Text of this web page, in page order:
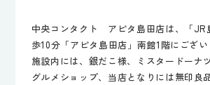
中央コンタクト アピタ島田店は、「JR
歩10分「アピタ島田店」南館1階にござい
施設内には、銀だこ様、ミスタードーナ
グルメショップ、当店となりには無印良